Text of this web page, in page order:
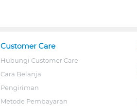
Customer Care
Hubungi Customer Care
Cara Belanja
Pengiriman
Metode Pembayaran